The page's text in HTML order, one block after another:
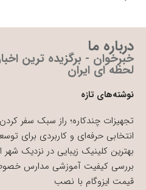
درباره ما
خبرخوان - برگزیده ترین
لحظه ای ایران
نوشته‌های تازه
تجهیزات چندکاره؛ راز سبک سفر
انتخابی حرفه‌ای و کاربردی برای
بهترین کلینیک زیبایی در نزدیک شهر
بررسی کیفیت آموزشی مدارس
قیمت ایزوگام با نصب